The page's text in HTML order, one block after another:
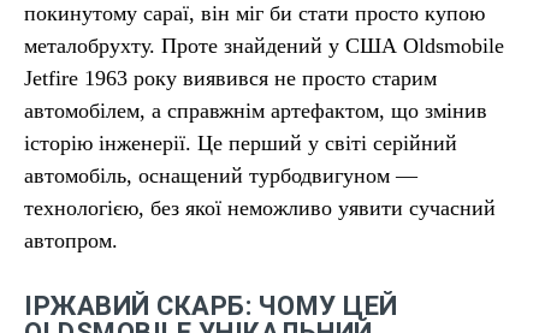
покинутому сараї, він міг би стати просто купою
металобрухту. Проте знайдений у США Oldsmobile
Jetfire 1963 року виявився не просто старим
автомобілем, а справжнім артефактом, що змінив
історію інженерії. Це перший у світі серійний
автомобіль, оснащений турбодвигуном —
технологією, без якої неможливо уявити сучасний
автопром.
ІРЖАВИЙ СКАРБ: ЧОМУ ЦЕЙ